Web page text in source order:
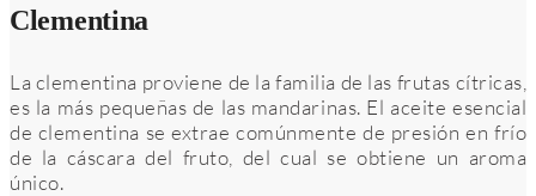
Clementina
La clementina proviene de la familia de las frutas cítricas,
es la más pequeñas de las mandarinas. El aceite esencial
de clementina se extrae comúnmente de presión en frío
de la cáscara del fruto, del cual se obtiene un aroma
único.